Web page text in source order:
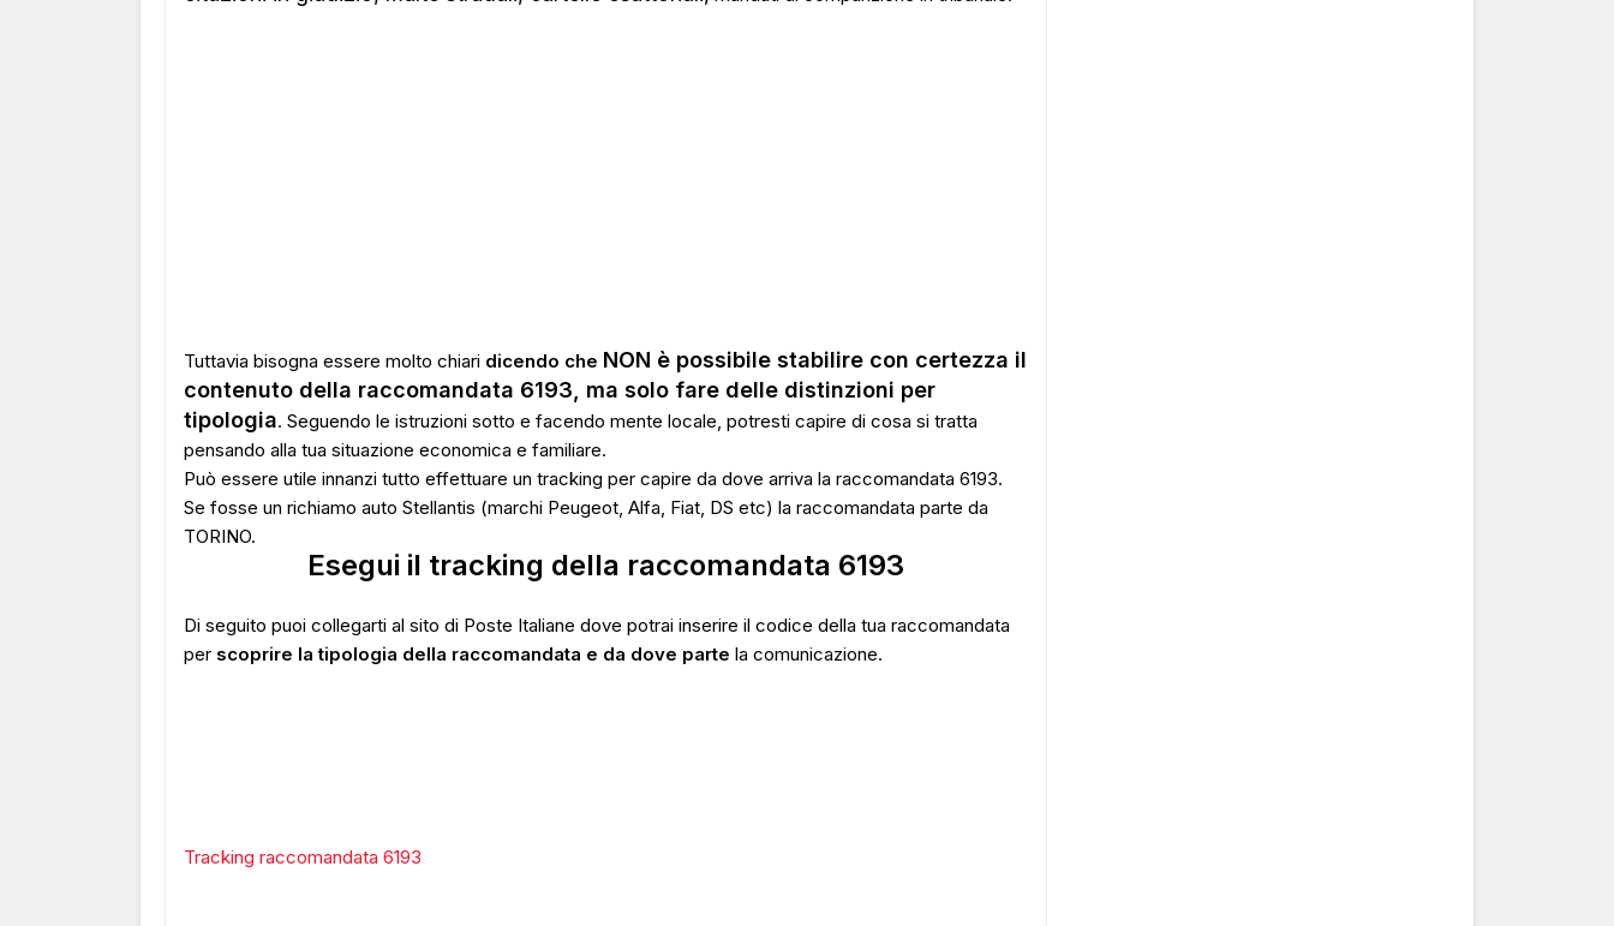
Tuttavia bisogna essere molto chiari dicendo che NON è possibile stabilire con certezza il
contenuto della raccomandata 6193, ma solo fare delle distinzioni per
tipologia. Seguendo le istruzioni sotto e facendo mente locale, potresti capire di cosa si tratta
pensando alla tua situazione economica e familiare.
Può essere utile innanzi tutto effettuare un tracking per capire da dove arriva la raccomandata 6193.
Se fosse un richiamo auto Stellantis (marchi Peugeot, Alfa, Fiat, DS etc) la raccomandata parte da
TORINO.
Esegui il tracking della raccomandata 6193
Di seguito puoi collegarti al sito di Poste Italiane dove potrai inserire il codice della tua raccomandata
per scoprire la tipologia della raccomandata e da dove parte la comunicazione.
Tracking raccomandata 6193